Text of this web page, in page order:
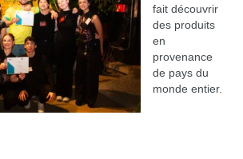
fait découvrir
des produits
en
provenance
de pays du
monde entier.